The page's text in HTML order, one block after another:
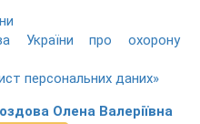
України про охорону
персональних даних»
Олена Валеріївна